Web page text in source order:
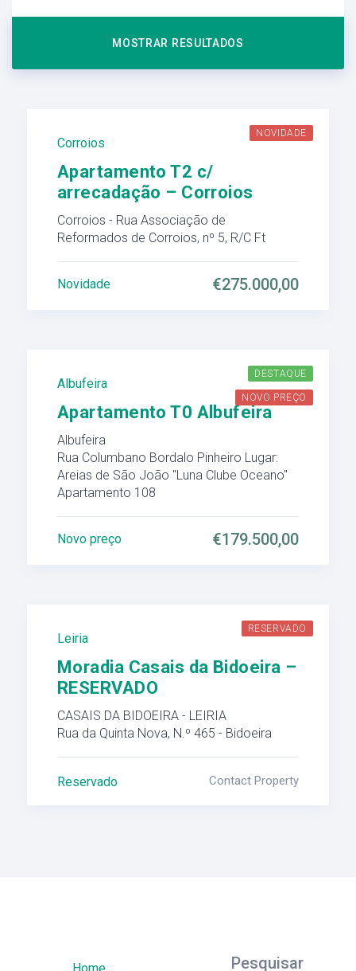
NOVIDADE
Corroios
Apartamento T2 c/
arrecadação – Corroios
Corroios - Rua Associação de
Reformados de Corroios, nº 5, R/C Ft
€275.000,00
Novidade
DESTAQUE
NOVO PREÇO
Albufeira
Apartamento T0 Albufeira
Albufeira
Rua Columbano Bordalo Pinheiro Lugar:
Areias de São João "Luna Clube Oceano"
Apartamento 108
€179.500,00
Novo preço
RESERVADO
Leiria
Moradia Casais da Bidoeira –
RESERVADO
CASAIS DA BIDOEIRA - LEIRIA
Rua da Quinta Nova, N.º 465 - Bidoeira
Contact Property
Reservado
Pesquisar